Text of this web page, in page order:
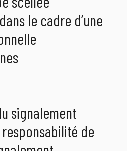
le cadre d’une
signalement
de